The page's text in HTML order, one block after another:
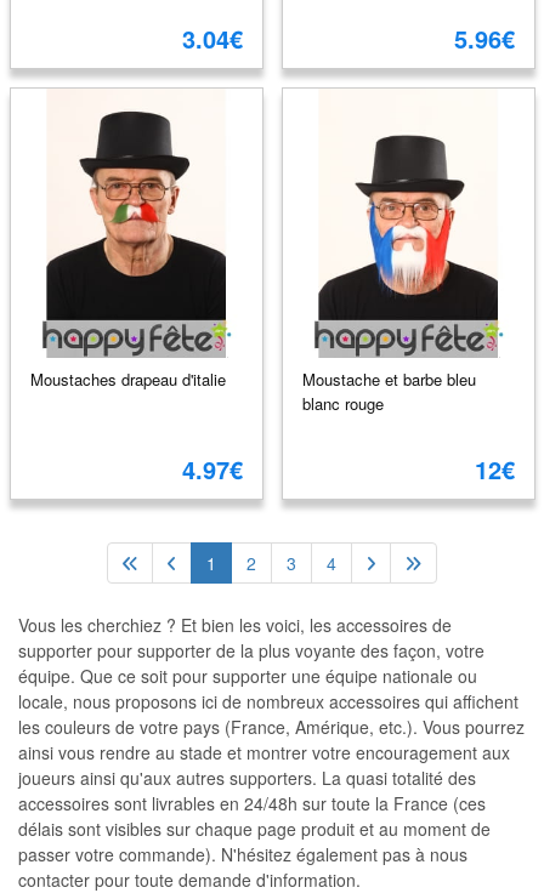
3.04€ 5.96€
Moustaches drapeau d'italie
4.97€
Moustache et barbe bleu
blanc rouge
12€
1 2 3 4
Vous les cherchiez ? Et bien les voici, les accessoires de
supporter pour supporter de la plus voyante des façon, votre
équipe. Que ce soit pour supporter une équipe nationale ou
locale, nous proposons ici de nombreux accessoires qui affichent
les couleurs de votre pays (France, Amérique, etc.). Vous pourrez
ainsi vous rendre au stade et montrer votre encouragement aux
joueurs ainsi qu'aux autres supporters. La quasi totalité des
accessoires sont livrables en 24/48h sur toute la France (ces
délais sont visibles sur chaque page produit et au moment de
passer votre commande). N'hésitez également pas à nous
contacter pour toute demande d'information.